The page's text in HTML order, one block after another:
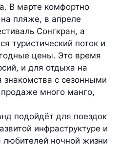
В марте комфортно
пляже, в апреле
Сонгкран, а
туристический поток и
цены. Это время
и для отдыха на
знакомства с сезонными
много манго,
подойдёт для поездок
инфраструктуре и
ночной жизни